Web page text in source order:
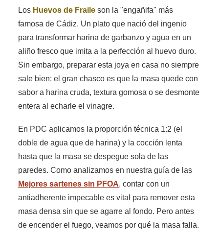
Los Huevos de Fraile son la "engañifa" más
famosa de Cádiz. Un plato que nació del ingenio
para transformar harina de garbanzo y agua en un
aliño fresco que imita a la perfección al huevo duro.
Sin embargo, preparar esta joya en casa no siempre
sale bien: el gran chasco es que la masa quede con
sabor a harina cruda, textura gomosa o se desmonte
entera al echarle el vinagre.
En PDC aplicamos la proporción técnica 1:2 (el
doble de agua que de harina) y la cocción lenta
hasta que la masa se despegue sola de las
paredes. Como analizamos en nuestra guía de las
Mejores sartenes sin PFOA, contar con un
antiadherente impecable es vital para remover esta
masa densa sin que se agarre al fondo. Pero antes
de encender el fuego, veamos por qué la masa falla.